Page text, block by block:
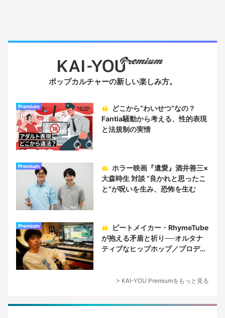
ポップカルチャーの新しい楽しみ方。
Premium
Fantia騒動から考える、性的表現
と法規制の実情
Premium
大森時生 対談 “良かれと思ったこ
と“が呪いを生み、恐怖を生む
Premium
が抱える矛盾と祈り──オルタナ
ティブなヒップホップ／プロデュ
> KAI-YOU Premiumをもっと見る